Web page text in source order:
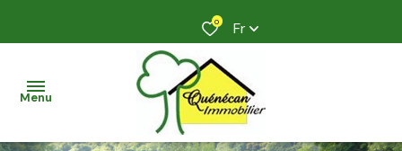
0 Fr
Menu